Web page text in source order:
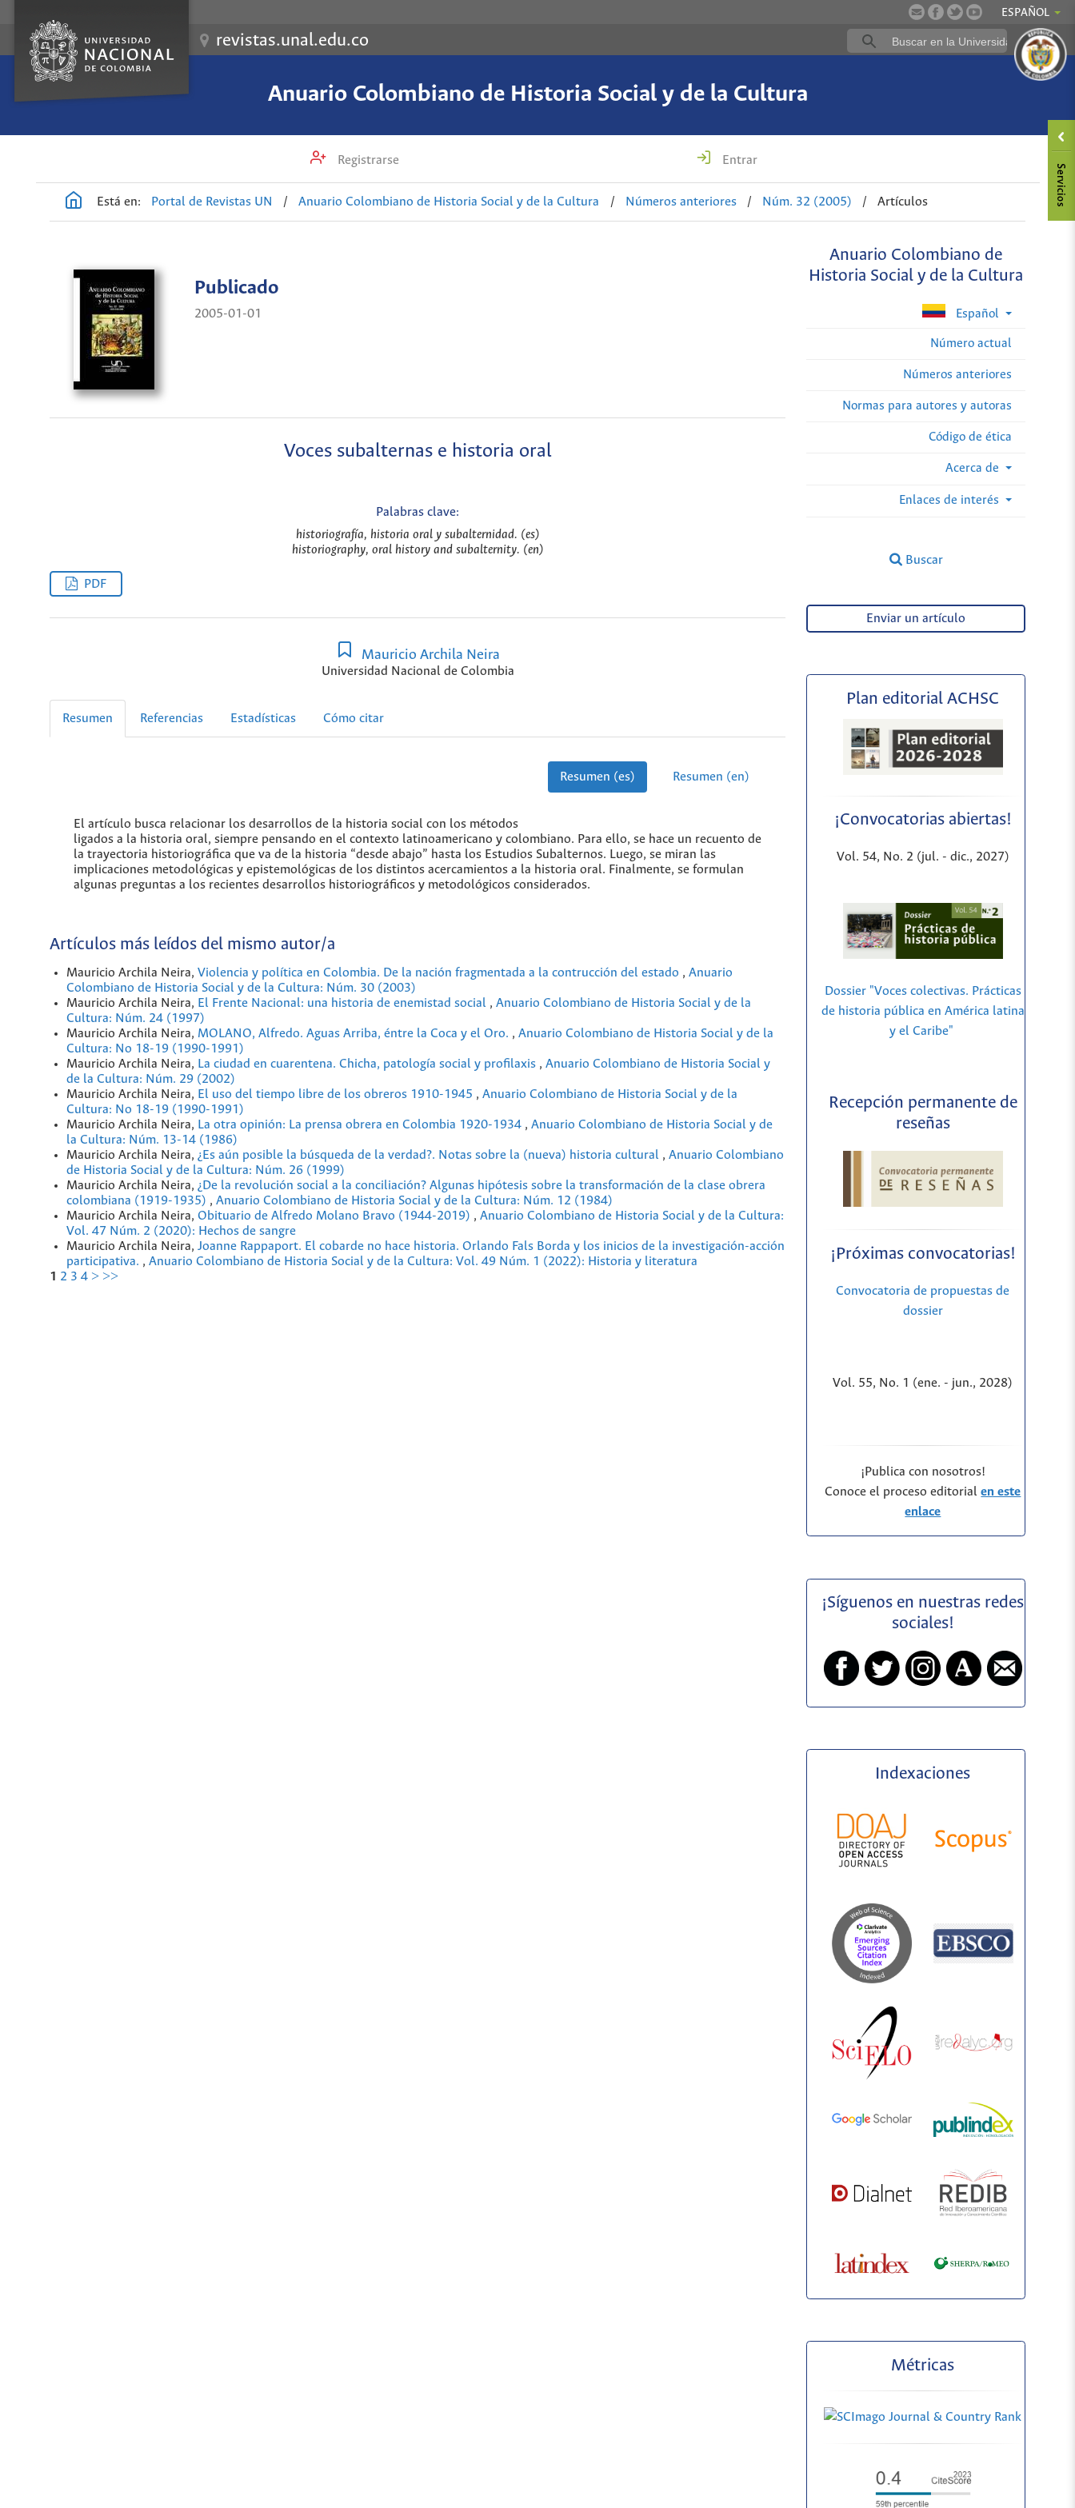
ESPAÑOL
revistas.unal.edu.co
Anuario Colombiano de Historia Social y de la Cultura
Registrarse Entrar
Está en: Portal de Revistas UN / Anuario Colombiano de Historia Social y de la Cultura / Números anteriores / Núm. 32 (2005) / Artículos
Anuario Colombiano de
Historia Social y de la Cultura
Español
Número actual
Números anteriores
Normas para autores y autoras
Código de ética
Acerca de
Enlaces de interés
Buscar
Publicado
2005-01-01
Voces subalternas e historia oral
Palabras clave:
historiografía, historia oral y subalternidad. (es)
historiography, oral history and subalternity. (en)
PDF
Mauricio Archila Neira
Universidad Nacional de Colombia
Resumen Referencias Estadísticas Cómo citar
Resumen (es) Resumen (en)
El artículo busca relacionar los desarrollos de la historia social con los métodos
ligados a la historia oral, siempre pensando en el contexto latinoamericano y colombiano. Para ello, se hace un recuento de
la trayectoria historiográfica que va de la historia “desde abajo” hasta los Estudios Subalternos. Luego, se miran las
implicaciones metodológicas y epistemológicas de los distintos acercamientos a la historia oral. Finalmente, se formulan
algunas preguntas a los recientes desarrollos historiográficos y metodológicos considerados.
Artículos más leídos del mismo autor/a
Mauricio Archila Neira, Violencia y política en Colombia. De la nación fragmentada a la contrucción del estado , Anuario
Colombiano de Historia Social y de la Cultura: Núm. 30 (2003)
Mauricio Archila Neira, El Frente Nacional: una historia de enemistad social , Anuario Colombiano de Historia Social y de la
Cultura: Núm. 24 (1997)
Mauricio Archila Neira, MOLANO, Alfredo. Aguas Arriba, éntre la Coca y el Oro. , Anuario Colombiano de Historia Social y de la
Cultura: No 18-19 (1990-1991)
Mauricio Archila Neira, La ciudad en cuarentena. Chicha, patología social y profilaxis , Anuario Colombiano de Historia Social y
de la Cultura: Núm. 29 (2002)
Mauricio Archila Neira, El uso del tiempo libre de los obreros 1910-1945 , Anuario Colombiano de Historia Social y de la
Cultura: No 18-19 (1990-1991)
Mauricio Archila Neira, La otra opinión: La prensa obrera en Colombia 1920-1934 , Anuario Colombiano de Historia Social y de
la Cultura: Núm. 13-14 (1986)
Mauricio Archila Neira, ¿Es aún posible la búsqueda de la verdad?. Notas sobre la (nueva) historia cultural , Anuario Colombiano
de Historia Social y de la Cultura: Núm. 26 (1999)
Mauricio Archila Neira, ¿De la revolución social a la conciliación? Algunas hipótesis sobre la transformación de la clase obrera
colombiana (1919-1935) , Anuario Colombiano de Historia Social y de la Cultura: Núm. 12 (1984)
Mauricio Archila Neira, Obituario de Alfredo Molano Bravo (1944-2019) , Anuario Colombiano de Historia Social y de la Cultura:
Vol. 47 Núm. 2 (2020): Hechos de sangre
Mauricio Archila Neira, Joanne Rappaport. El cobarde no hace historia. Orlando Fals Borda y los inicios de la investigación-acción
participativa. , Anuario Colombiano de Historia Social y de la Cultura: Vol. 49 Núm. 1 (2022): Historia y literatura
1 2 3 4 > >>
Enviar un artículo
Plan editorial ACHSC
¡Convocatorias abiertas!
Vol. 54, No. 2 (jul. - dic., 2027)
Dossier "Voces colectivas. Prácticas
de historia pública en América latina
y el Caribe"
Recepción permanente de
reseñas
¡Próximas convocatorias!
Convocatoria de propuestas de
dossier
Vol. 55, No. 1 (ene. - jun., 2028)
¡Publica con nosotros!
Conoce el proceso editorialen este
enlace
¡Síguenos en nuestras redes
sociales!
Indexaciones
Métricas